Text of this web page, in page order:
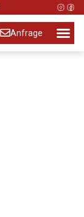
Anfrage